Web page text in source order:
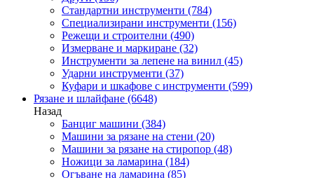
Стандартни инструменти (784)
Специализирани инструменти (156)
Режещи и строителни (490)
Измерване и маркиране (32)
Инструменти за лепене на винил (45)
Ударни инструменти (37)
Куфари и шкафове с инструменти (599)
Рязане и шлайфане (6648)
Назад
Банциг машини (384)
Машини за рязане на стени (20)
Машини за рязане на стиропор (48)
Ножици за ламарина (184)
Огъване на ламарина (85)